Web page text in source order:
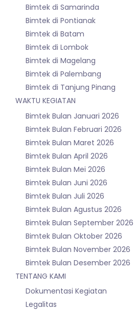
Bimtek di Samarinda
Bimtek di Pontianak
Bimtek di Batam
Bimtek di Lombok
Bimtek di Magelang
Bimtek di Palembang
Bimtek di Tanjung Pinang
WAKTU KEGIATAN
Bimtek Bulan Januari 2026
Bimtek Bulan Februari 2026
Bimtek Bulan Maret 2026
Bimtek Bulan April 2026
Bimtek Bulan Mei 2026
Bimtek Bulan Juni 2026
Bimtek Bulan Juli 2026
Bimtek Bulan Agustus 2026
Bimtek Bulan September 2026
Bimtek Bulan Oktober 2026
Bimtek Bulan November 2026
Bimtek Bulan Desember 2026
TENTANG KAMI
Dokumentasi Kegiatan
Legalitas